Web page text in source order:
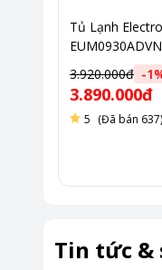
Tủ Lạnh
3.920.000đ -1
3.890.000đ
5 (Đã bán 637)
Tin tức &